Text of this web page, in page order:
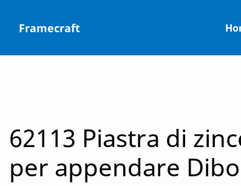
content
Framecraft
62113 Piastra di
per appendare